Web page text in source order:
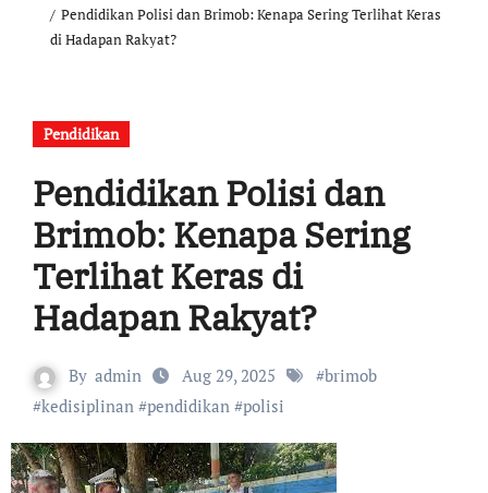
Pendidikan Polisi dan Brimob: Kenapa Sering Terlihat Keras
di Hadapan Rakyat?
Pendidikan
Pendidikan Polisi dan
Brimob: Kenapa Sering
Terlihat Keras di
Hadapan Rakyat?
By admin Aug 29, 2025 #brimob
#kedisiplinan#pendidikan#polisi